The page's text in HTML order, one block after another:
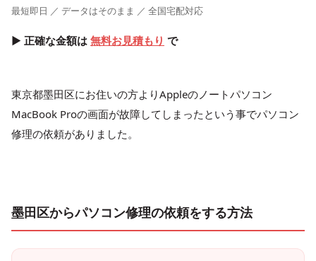
最短即日 ／ データはそのまま ／ 全国宅配対応
▶ 正確な金額は 無料お見積もり で
東京都墨田区にお住いの方よりAppleのノートパソコン
MacBook Proの画面が故障してしまったという事でパソコン
修理の依頼がありました。
墨田区からパソコン修理の依頼をする方法